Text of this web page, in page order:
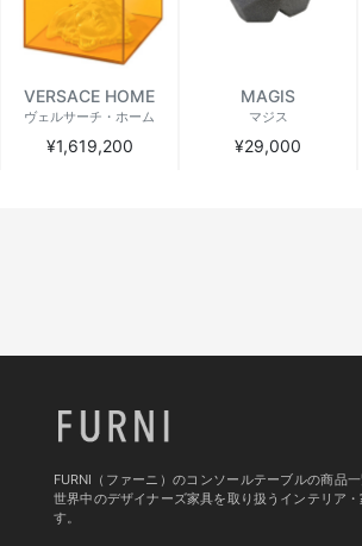
VERSACE HOME
ヴェルサーチ・ホーム
¥1,619,200
MAGIS
マジス
¥29,000
FURNI（ファーニ）のコンソールテーブルの商品
世界中のデザイナーズ家具を取り扱うインテリア
す。